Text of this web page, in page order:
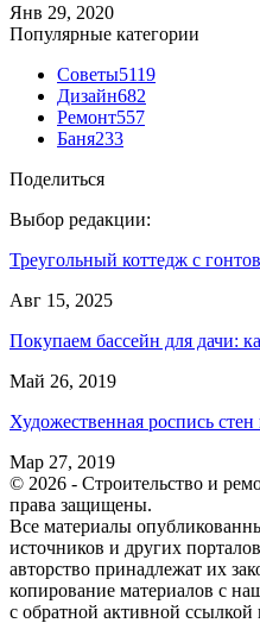
Янв 29, 2020
Популярные категории
Советы5119
Дизайн682
Ремонт557
Баня233
Поделиться
Выбор редакции:
Треугольный коттедж с
Авг 15, 2025
Покупаем бассейн для дачи:
Май 26, 2019
Художественная роспись стен
Мар 27, 2019
© 2026 - Строительство и
права защищены.
Все материалы
источников и других
авторство принадлежат их
копирование материалов с
с обратной активной ссылкой